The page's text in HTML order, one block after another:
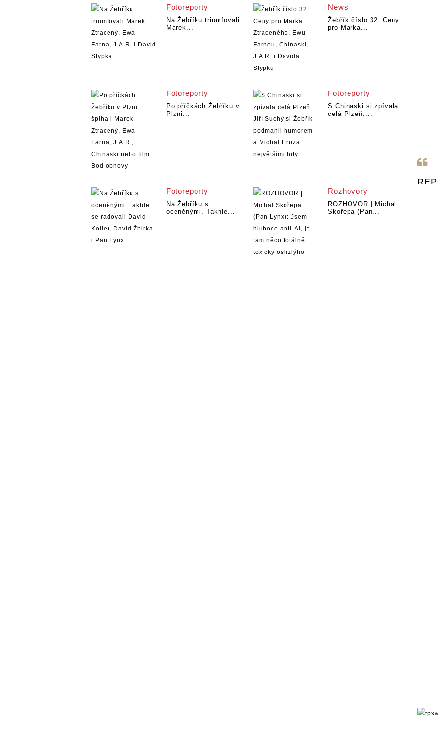
Fotoreporty
Na Žebříku triumfovali
Marek...
News
Žebřík číslo 32: Ceny
pro Marka...
Fotoreporty
Po příčkách Žebříku v
Plzni...
Fotoreporty
S Chinaski si zpívala
celá Plzeň....
Fotoreporty
Na Žebříku s
oceněnými. Takhle...
Rozhovory
ROZHOVOR | Michal
Skořepa (Pan...